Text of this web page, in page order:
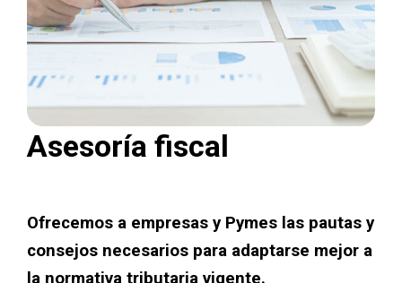
Asesoría fiscal
Ofrecemos a empresas y Pymes las pautas y
consejos necesarios para adaptarse mejor a
la normativa tributaria vigente.